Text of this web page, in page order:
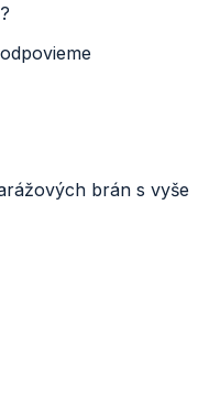
brán s vyše